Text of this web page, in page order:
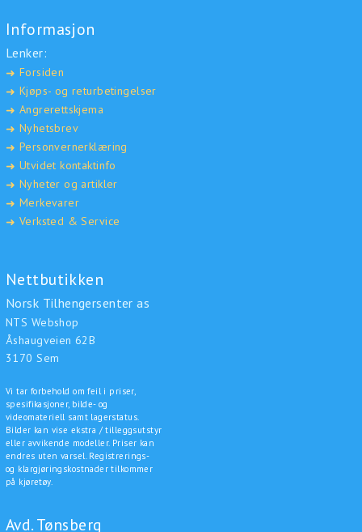
Informasjon
Lenker:
➜ Forsiden
➜ Kjøps- og returbetingelser
➜ Angrerettskjema
➜ Nyhetsbrev
➜ Personvernerklæring
➜ Utvidet kontaktinfo
➜ Nyheter og artikler
➜ Merkevarer
➜ Verksted & Service
Nettbutikken
Norsk Tilhengersenter as
NTS Webshop
Åshaugveien 62B
3170 Sem
Vi tar forbehold om feil i priser,
spesifikasjoner, bilde- og
videomateriell samt lagerstatus.
Bilder kan vise ekstra / tilleggsutstyr
eller avvikende modeller. Priser kan
endres uten varsel. Registrerings-
og klargjøringskostnader tilkommer
på kjøretøy.
Avd. Tønsberg